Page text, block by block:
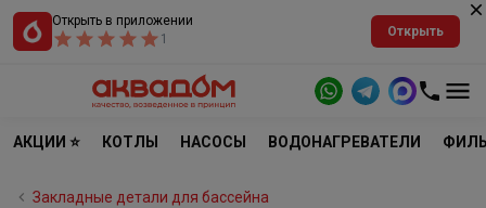
Открыть в приложении
1
Открыть
АКЦИИ ⭐ КОТЛЫ НАСОСЫ ВОДОНАГРЕВАТЕЛИ
Закладные детали для бассейна